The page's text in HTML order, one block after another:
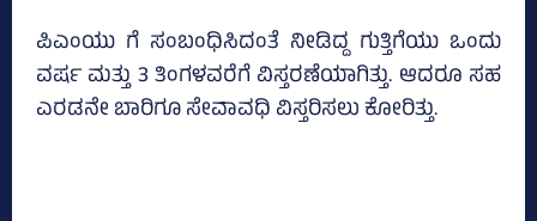
ಪಿಎಂಯು ಗೆ ಸಂಬಂಧಿಸಿದಂತೆ ನೀಡಿದ್ದ ಗುತ್ತಿಗೆಯು ಒಂದು
ವರ್ಷ ಮತ್ತು 3 ತಿಂಗಳವರೆಗೆ ವಿಸ್ತರಣೆಯಾಗಿತ್ತು. ಆದರೂ ಸಹ
ಎರಡನೇ ಬಾರಿಗೂ ಸೇವಾವಧಿ ವಿಸ್ತರಿಸಲು ಕೋರಿತ್ತು.